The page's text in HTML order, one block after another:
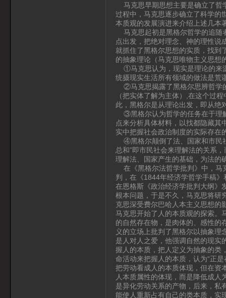
马克思早期思想主要是确立了哲
过程中，马克思逐步确立了科学的
本质观的发展演进来介绍上述几本
马克思起初是黑格尔哲学的追随
点出发，把绝对理念、神的理性说
就抓住了黑格尔思想的实质，找到
的抽象理论（马克思唯物主义思想
①马克思认为，现实是理论的来
统摄现实生活所有领域的做法是荒
②马克思揭露了黑格尔思辨哲学
（把实体了解为主体）,在这个过
此，黑格尔是从理论出发，即从绝
③黑格尔认为哲学的任务在于理
点来分析具体材料，以找都隐藏其
实中把握社会政治制度的实际存在
④黑格尔颠倒了法、国家和市民
总和”即市民社会来理解法的关系
理解法、国家产生的基础，为法的
在《黑格尔法哲学批判》中，马
判，在《1844年经济学哲学手稿
在恩格斯《政治经济学批判大纲》
根本问题，于是不久，马克思将研
克思深受费尔巴哈人本主义思想的
马克思开始了人的本质观的探索。
的自然存在物，是肉体的、感性的
义的立场上批判了黑格尔以抽象
是人对人之爱，他强调自然的现实
握人的本质，把人定义为抽象的类
命活动来把握人的本质，认为“正
把劳动看成人的本质体现，但在资
人本质属性的体现，而是降低成
是异化劳动关系的产物，后来，私
能使人重新占有自己的类本质，实